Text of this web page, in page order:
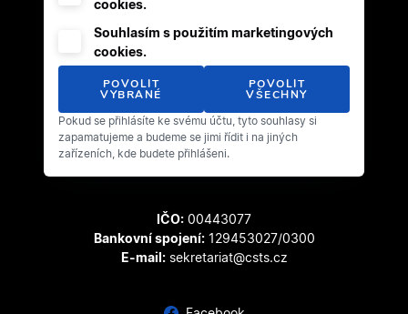
Český svaz tanečního sportu
Zátopkova 100/2
169 00 Praha 6 - Břevnov
IČO: 00443077
Bankovní spojení:129453027/0300
E-mail:sekretariat@csts.cz
cookies.
Souhlasím s použitím marketingových
cookies.
POVOLIT
VYBRANÉ
POVOLIT
VŠECHNY
Pokud se přihlásíte ke svému účtu, tyto souhlasy si
zapamatujeme a budeme se jimi řídit i na jiných
zařízeních, kde budete přihlášeni.